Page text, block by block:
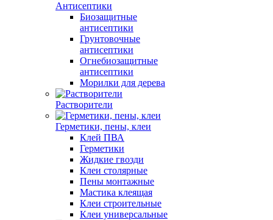
Антисептики
Биозащитные
антисептики
Грунтовочные
антисептики
Огнебиозащитные
антисептики
Морилки для дерева
Растворители
Герметики, пены, клеи
Клей ПВА
Герметики
Жидкие гвозди
Клеи столярные
Пены монтажные
Мастика клеящая
Клеи строительные
Клеи универсальные